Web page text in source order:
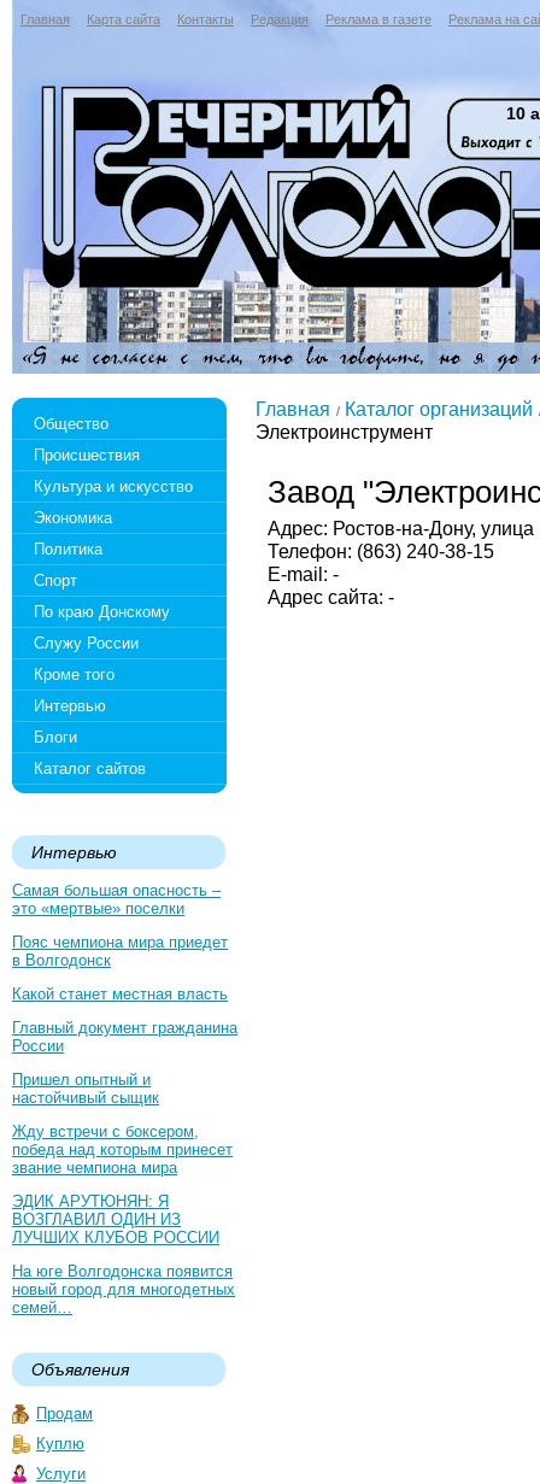
Главная Карта сайта Контакты Редакция Реклама в газете Реклама на
10
Общество
Происшествия
Культура и искусство
Экономика
Политика
Спорт
По краю Донскому
Служу России
Кроме того
Интервью
Блоги
Каталог сайтов
Интервью
Самая большая опасность –
это «мертвые» поселки
Пояс чемпиона мира приедет
в Волгодонск
Какой станет местная власть
Главный документ гражданина
России
Пришел опытный и
настойчивый сыщик
Жду встречи с боксером,
победа над которым принесет
звание чемпиона мира
ЭДИК АРУТЮНЯН: Я
ВОЗГЛАВИЛ ОДИН ИЗ
ЛУЧШИХ КЛУБОВ РОССИИ
На юге Волгодонска появится
новый город для многодетных
семей…
Объявления
Продам
Куплю
Услуги
Главная
Каталог организаций
Электроинструмент
Завод
Адрес: Ростов-на-Дону,
Телефон: (863) 240-38-15
E-mail: -
Адрес сайта: -